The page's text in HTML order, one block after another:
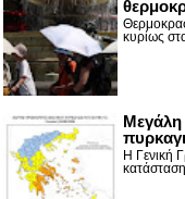
κυρίως
Η Γενική